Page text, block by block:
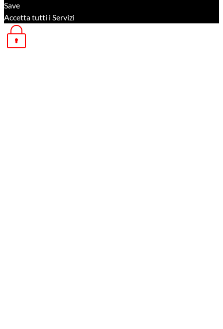
Save
Accetta tutti i Servizi